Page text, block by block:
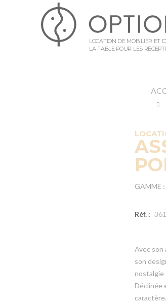
LOCATION DE MOBILIER ET
LA TABLE POUR LES
GAMME :
Réf. :
Avec
son
nostalgie
Déclinée